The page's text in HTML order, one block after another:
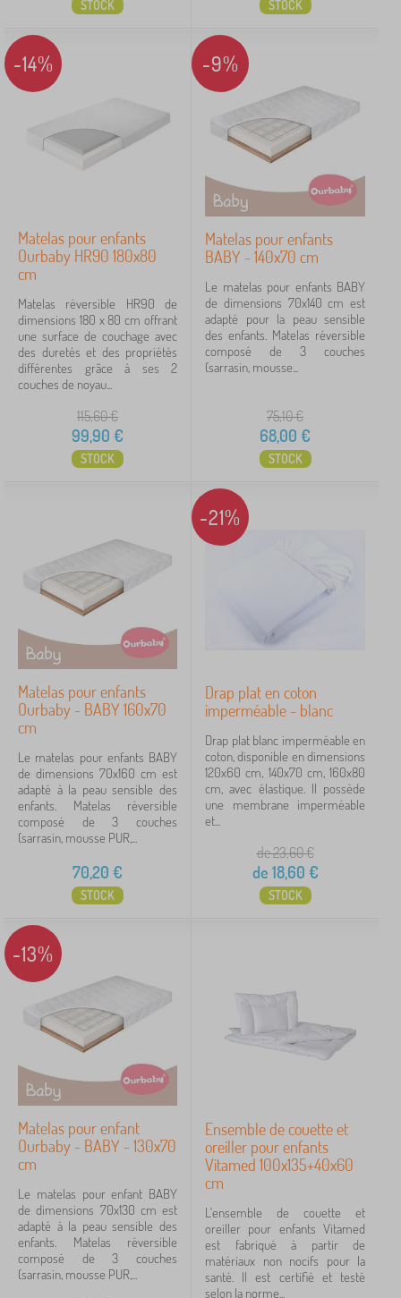
STOCK STOCK
-14%
Matelas pour enfants
Ourbaby HR90 180x80
cm
Matelas réversible HR90 de
dimensions 180 x 80 cm offrant
une surface de couchage avec
des duretés et des propriétés
différentes grâce à ses 2
couches de noyau...
115,60€
99,90 €
STOCK
-9%
Matelas pour enfants
BABY - 140x70 cm
Le matelas pour enfants BABY
de dimensions 70x140 cm est
adapté pour la peau sensible
des enfants. Matelas réversible
composé de 3 couches
(sarrasin, mousse...
75,10€
68,00 €
STOCK
Matelas pour enfants
Ourbaby - BABY 160x70
cm
Le matelas pour enfants BABY
de dimensions 70x160 cm est
adapté à la peau sensible des
enfants. Matelas réversible
composé de 3 couches
(sarrasin, mousse PUR,...
70,20 €
STOCK
-21%
Drap plat en coton
imperméable - blanc
Drap plat blanc imperméable en
coton, disponible en dimensions
120x60 cm, 140x70 cm, 160x80
cm, avec élastique. Il possède
une membrane imperméable
et...
de 23,60€
de 18,60 €
STOCK
-13%
Matelas pour enfant
Ourbaby - BABY - 130x70
cm
Le matelas pour enfant BABY
de dimensions 70x130 cm est
adapté à la peau sensible des
enfants. Matelas réversible
composé de 3 couches
(sarrasin, mousse PUR,...
Ensemble de couette et
oreiller pour enfants
Vitamed 100x135+40x60
cm
L'ensemble de couette et
oreiller pour enfants Vitamed
est fabriqué à partir de
matériaux non nocifs pour la
santé. Il est certifié et testé
selon la norme...